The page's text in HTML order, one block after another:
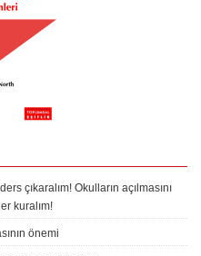
çıkaralım! Okulların açılmasını
kuralım!
önemi